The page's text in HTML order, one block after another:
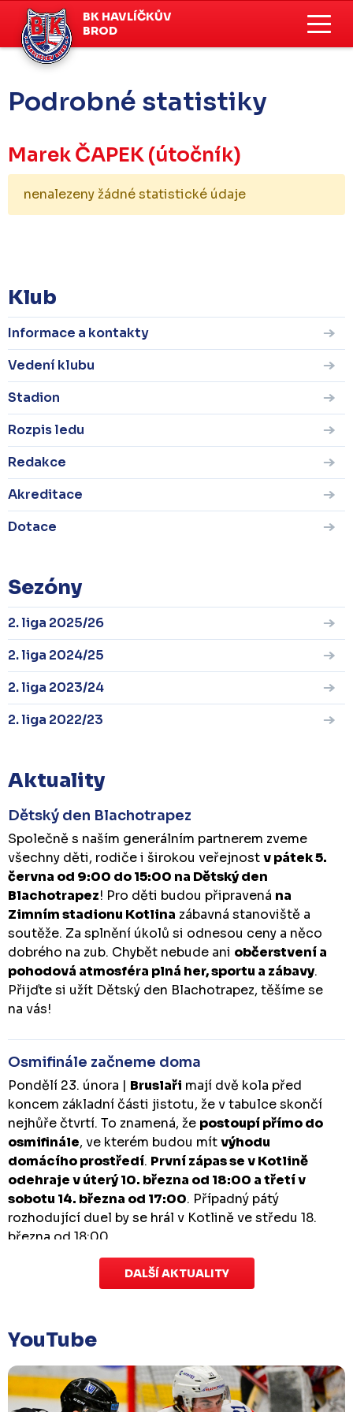
BK HAVLÍČKŮV
BROD
Podrobné statistiky
Marek ČAPEK(útočník)
nenalezeny žádné statistické údaje
Klub
Informace a kontakty
Vedení klubu
Stadion
Rozpis ledu
Redakce
Akreditace
Dotace
Sezóny
2. liga 2025/26
2. liga 2024/25
2. liga 2023/24
2. liga 2022/23
Aktuality
Dětský den Blachotrapez
Společně s naším generálním partnerem zveme
všechny děti, rodiče i širokou veřejnostv pátek 5.
června od 9:00 do 15:00 na Dětský den
Blachotrapez! Pro děti budou připravená na
Zimním stadionu Kotlina zábavná stanoviště a
soutěže. Za splnění úkolů si odnesou ceny a něco
dobrého na zub. Chybět nebude ani občerstvení a
pohodová atmosféra plná her, sportu a zábavy.
Přijďte si užít Dětský den Blachotrapez, těšíme se
na vás!
Osmifinále začneme doma
Pondělí 23. února | Bruslaři mají dvě kola před
koncem základní části jistotu, že v tabulce skončí
nejhůře čtvrtí. To znamená, že postoupí přímo do
osmifinále, ve kterém budou mítvýhodu
domácího prostředí. První zápas se v Kotlině
odehraje v úterý 10. března od 18:00 a třetí v
sobotu 14. března od 17:00. Případný pátý
rozhodující duel by se hrál v Kotlině ve středu 18.
března od 18:00.
Zápas dorostu je odložen
které se mělo odehrát v pátek 30. ledna ve 14:15,
odloženo!Odehraje se v náhradním termínu, o
kterém se bude jednat.
DALŠÍ AKTUALITY
YouTube